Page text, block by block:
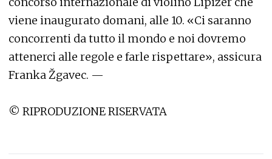
viene inaugurato domani, alle 10. «Ci saranno
concorrenti da tutto il mondo e noi dovremo
attenerci alle regole e farle rispettare», assicura
Franka Žgavec. —
© RIPRODUZIONE RISERVATA